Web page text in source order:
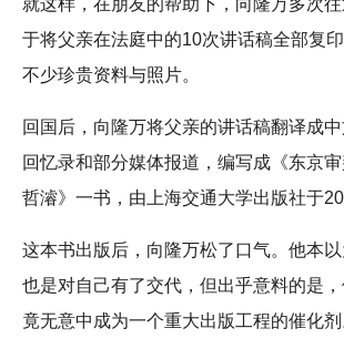
就这样，在朋友的帮助下，向隆万多次
于将父亲在法庭中的10次讲话稿全部复
不少珍贵资料与照片。
回国后，向隆万将父亲的讲话稿翻译成
回忆录和部分媒体报道，编写成《东京审
哲濬》一书，由上海交通大学出版社于
这本书出版后，向隆万松了口气。他本以
也是对自己有了交代，但出乎意料的是，
竟无意中成为一个重大出版工程的催化剂